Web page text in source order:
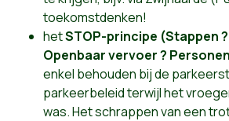
toekomstdenken!
hetSTOP-principe (Stappen
Openbaar vervoer ?
enkel behouden bij de
parkeerbeleid terwijl het
was. Het schrappen van een